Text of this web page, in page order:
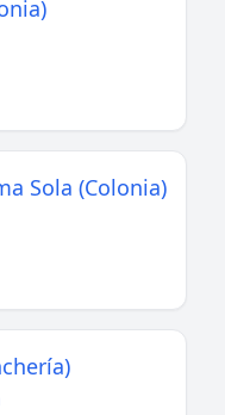
Sola (Colonia)